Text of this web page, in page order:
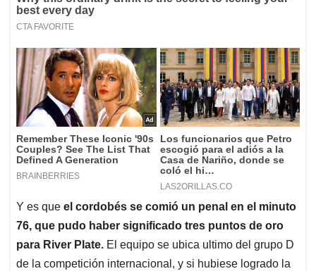
Y es que el cordobés se comió un penal en el minuto
76, que pudo haber significado tres puntos de oro
para River Plate. El equipo se ubica ultimo del grupo D
de la competición internacional, y si hubiese logrado la